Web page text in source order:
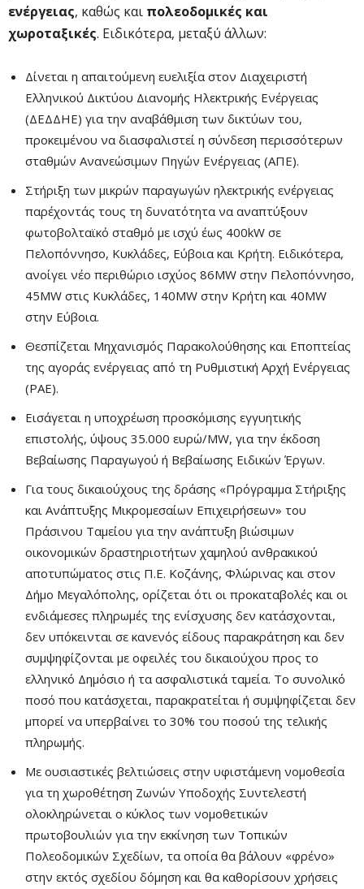
ενέργειας, καθώς και πολεοδομικές και
χωροταξικές. Ειδικότερα, μεταξύ άλλων:
Δίνεται η απαιτούμενη ευελιξία στον Διαχειριστή
Ελληνικού Δικτύου Διανομής Ηλεκτρικής Ενέργειας
(ΔΕΔΔΗΕ) για την αναβάθμιση των δικτύων του,
προκειμένου να διασφαλιστεί η σύνδεση περισσότερων
σταθμών Ανανεώσιμων Πηγών Ενέργειας (ΑΠΕ).
Στήριξη των μικρών παραγωγών ηλεκτρικής ενέργειας
παρέχοντάς τους τη δυνατότητα να αναπτύξουν
φωτοβολταϊκό σταθμό με ισχύ έως 400kW σε
Πελοπόννησο, Κυκλάδες, Εύβοια και Κρήτη. Ειδικότερα,
ανοίγει νέο περιθώριο ισχύος 86MW στην Πελοπόννησο,
45MW στις Κυκλάδες, 140MW στην Κρήτη και 40MW
στην Εύβοια.
Θεσπίζεται Μηχανισμός Παρακολούθησης και Εποπτείας
της αγοράς ενέργειας από τη Ρυθμιστική Αρχή Ενέργειας
(ΡΑΕ).
Εισάγεται η υποχρέωση προσκόμισης εγγυητικής
επιστολής, ύψους 35.000 ευρώ/MW, για την έκδοση
Βεβαίωσης Παραγωγού ή Βεβαίωσης Ειδικών Έργων.
Για τους δικαιούχους της δράσης «Πρόγραμμα Στήριξης
και Ανάπτυξης Μικρομεσαίων Επιχειρήσεων» του
Πράσινου Ταμείου για την ανάπτυξη βιώσιμων
οικονομικών δραστηριοτήτων χαμηλού ανθρακικού
αποτυπώματος στις Π.Ε. Κοζάνης, Φλώρινας και στον
Δήμο Μεγαλόπολης, ορίζεται ότι οι προκαταβολές και οι
ενδιάμεσες πληρωμές της ενίσχυσης δεν κατάσχονται,
δεν υπόκεινται σε κανενός είδους παρακράτηση και δεν
συμψηφίζονται με οφειλές του δικαιούχου προς το
ελληνικό Δημόσιο ή τα ασφαλιστικά ταμεία. Το συνολικό
ποσό που κατάσχεται, παρακρατείται ή συμψηφίζεται δεν
μπορεί να υπερβαίνει το 30% του ποσού της τελικής
πληρωμής.
Με ουσιαστικές βελτιώσεις στην υφιστάμενη νομοθεσία
για τη χωροθέτηση Ζωνών Υποδοχής Συντελεστή
ολοκληρώνεται ο κύκλος των νομοθετικών
πρωτοβουλιών για την εκκίνηση των Τοπικών
Πολεοδομικών Σχεδίων, τα οποία θα βάλουν «φρένο»
στην εκτός σχεδίου δόμηση και θα καθορίσουν χρήσεις